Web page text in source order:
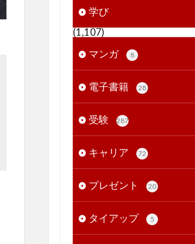
学び
(1,107)
マンガ
8
電子書籍 28
受験 287
キャリア 72
プレゼント 20
タイアップ 5